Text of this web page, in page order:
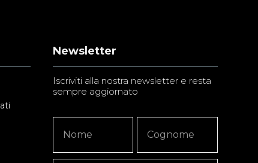
Newsletter
Iscriviti alla nostra newsletter e resta
sempre aggiornato
Signup
Copy